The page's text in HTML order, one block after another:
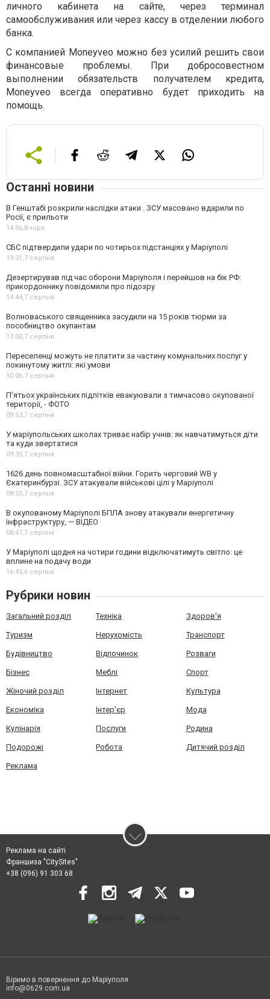
личного кабинета на сайте, через терминал
самообслуживания или через кассу в отделении любого
банка.
С компанией Moneyveo можно без усилий решить свои
финансовые проблемы. При добросовестном
выполнении обязательств получателем кредита,
Moneyveo всегда оперативно будет приходить на
помощь.
Останні новини
В Генштабі розкрили наслідки атаки . ЗСУ масовано вдарили по
Росії, є прильоти
14:56, Вчора
СБС підтвердили удари по чотирьох підстанціях у Маріуполі
19:31,7 серпня
Дезертирував під час оборони Маріуполя і перейшов на бік РФ:
прикордоннику повідомили про підозру
14:44,7 серпня
Волноваського священника засудили на 15 років тюрми за
пособництво окупантам
13:00,7 серпня
Переселенці можуть не платити за частину комунальних послуг у
покинутому житлі: які умови
10:06,7 серпня
П’ятьох українських підлітків евакуювали з тимчасово окупованої
території, - ФОТО
09:53,7 серпня
У маріупольських школах триває набір учнів: як навчатимуться діти
та куди звертатися
09:35,7 серпня
1626 день повномасштабної війни. Горить черговий WB у
Єкатеринбурзі. ЗСУ атакували військові цілі у Маріуполі
08:55,7 серпня
В окупованому Маріуполі БПЛА знову атакували енергетичну
інфраструктуру, — ВІДЕО
08:47,7 серпня
У Маріуполі щодня на чотири години відключатимуть світло: це
вплине на подачу води
16:45,6 серпня
Рубрики новин
Загальний розділ Техніка Здоров'я
Туризм Нерухомість Транспорт
Будівництво Відпочинок Розваги
Бізнес Меблі Спорт
Жіночий розділ Інтернет Культура
Економіка Інтер'єр Мода
Кулінарія Послуги Родина
Подорожі Робота Дитячий розділ
Реклама
Реклама на сайті
Франшиза "CitySites"
+38 (096) 91 303 68
Віримо в повернення до Маріуполя
info@0629.com.ua